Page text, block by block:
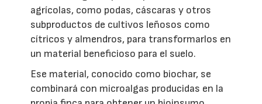
agrícolas, como podas, cáscaras y otros
subproductos de cultivos leñosos como
cítricos y almendros, para transformarlos en
un material beneficioso para el suelo.
Ese material, conocido como biochar, se
combinará con microalgas producidas en la